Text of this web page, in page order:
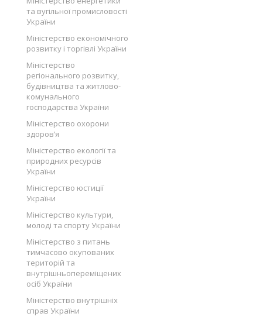
та вугільної промисловості
України
Міністерство економічного
розвитку і торгівлі України
Міністерство
регіонального розвитку,
будівництва та житлово-
комунального
господарства України
Міністерство охорони
здоров’я
Міністерство екології та
природних ресурсів
України
Міністерство юстиції
України
Міністерство культури,
молоді та спорту України
Міністерство з питань
тимчасово окупованих
територій та
внутрішньопереміщених
осіб України
Міністерство внутрішніх
справ України